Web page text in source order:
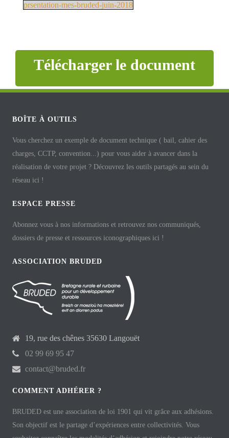
prsentation-mes-bruded-juin-2018
Télécharger le document
BOÎTE À OUTILS
Vous cherchez un exemple de document technique ( bail, cahier des
charges, CCTP, convention...) pour vous aider à avancer dans la
réalisation de votre projet ? Découvrez les outils partagés au sein du
réseau ici !
ESPACE PRESSE
Abonnez vous à nos informations et retrouvez nos communiqués,
dossiers de presse et ressources iconographiques ici !
ASSOCIATION BRUDED
19, rue des chênes 35630 Langouët
02 99 69 95 47
contact@bruded.fr
COMMENT ADHÉRER ?
BRUDED est une association de loi 1901 qui vit grâce aux adhésions.
Son objectif est le partage d’expériences entre collectivités. Vous